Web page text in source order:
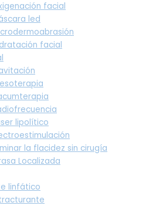
facial
led
facial
lipolítico
la flacidez sin cirugía
Localizada
linfático